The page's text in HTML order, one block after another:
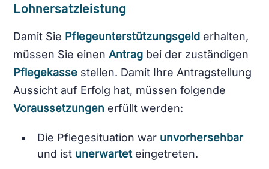
Lohnersatzleistung
Damit Sie Pflegeunterstützungsgeld erhalten,
müssen Sie einenAntrag bei der zuständigen
Pflegekasse stellen. Damit Ihre Antragstellung
Aussicht auf Erfolg hat, müssen folgende
Voraussetzungen erfüllt werden:
Die Pflegesituation war unvorhersehbar
und ist unerwarteteingetreten.